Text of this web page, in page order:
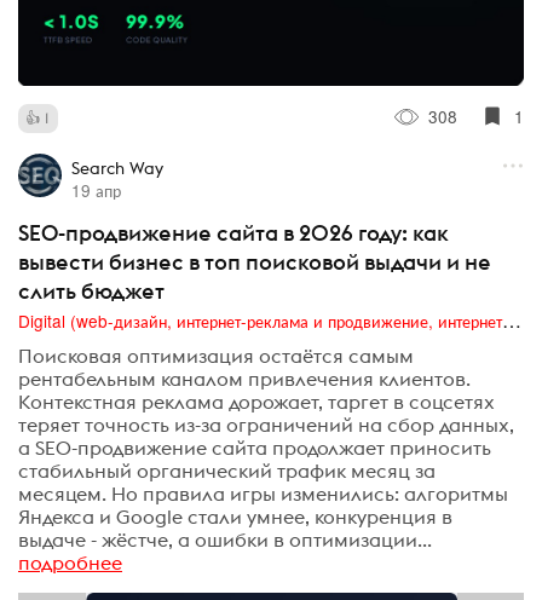
1 308 1
Search Way
19 апр
SEO-продвижение сайта в 2026 году: как
вывести бизнес в топ поисковой выдачи и не
слить бюджет
Digital (web-дизайн, интернет-реклама и продвижение, интернет-сообщества и блоги, интернет-коммуникации, мобильный маркетинг, реклама на цифровых экранах)
Поисковая оптимизация остаётся самым
рентабельным каналом привлечения клиентов.
Контекстная реклама дорожает, таргет в соцсетях
теряет точность из-за ограничений на сбор данных,
а SEO-продвижение сайта продолжает приносить
стабильный органический трафик месяц за
месяцем. Но правила игры изменились: алгоритмы
Яндекса и Google стали умнее, конкуренция в
выдаче - жёстче, а ошибки в оптимизации...
подробнее